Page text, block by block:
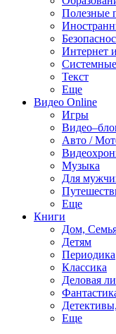
Полезные
Интернет
Текст
Еще
Видео Online
Игры
Авто /
Музыка
Для
Еще
Книги
Дом,
Детям
Периодика
Классика
Деловая
Еще